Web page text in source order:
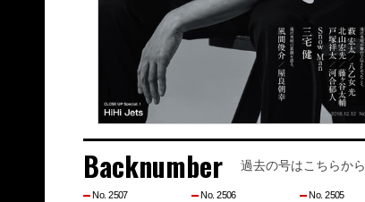
Backnumber 過去の号はこちらから
No. 2507 No. 2506 No. 2505